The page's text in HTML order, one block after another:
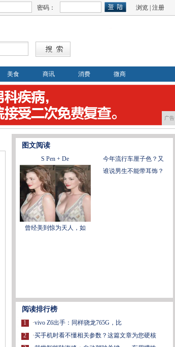
密码： 浏览 注册
美食 商讯 消费 微商
广告
图文阅读
S Pen + De 今年流行车厘子色？又
曾经美到惊为天人，如
谁说男生不能带耳饰？
阅读排行榜
1
2
·vivo Z6出手：同样骁龙765G，比
·买手机时看不懂相关参数？这篇文章为您硬核